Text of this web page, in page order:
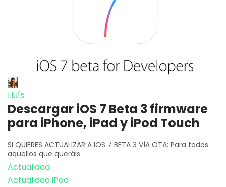
Lluís
Descargar iOS 7 Beta 3 firmware
para iPhone, iPad y iPod Touch
SI QUIERES ACTUALIZAR A IOS 7 BETA 3 VÍA OTA: Para todos
aquellos que queráis
Actualidad
Actualidad iPad